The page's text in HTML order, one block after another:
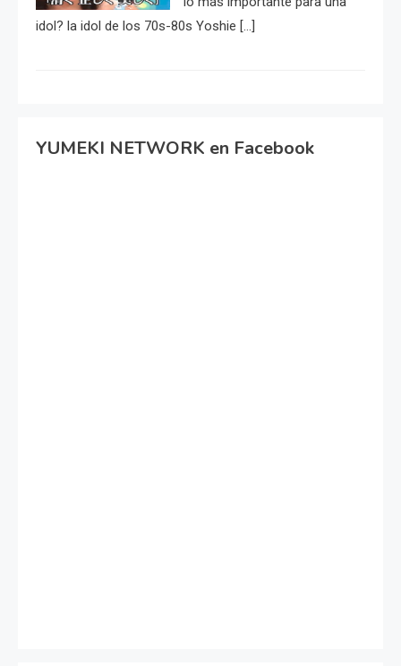
idol? la idol de los 70s-80s Yoshie […]
YUMEKI NETWORK en Facebook